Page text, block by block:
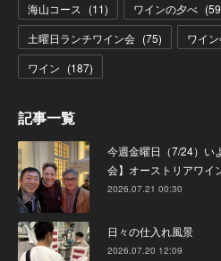
海山コース
(11) ワインの夕べ (59
土曜日ランチワイン会 (75) ワイ
ワイン (187)
記事一覧
今週金曜日（7/24）
会】オーストリアワ
2026.07.21 00:30
日々の仕入れ風景
2026.07.20 12:09